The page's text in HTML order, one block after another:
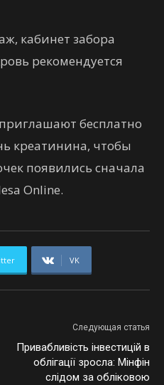
кабинет забора
рекомендуется
бесплатно
креатинина, чтобы
появились сначала
Online.
VK
Следующая статья
Привабливість інвестицій в
облігації зросла: Мінфін
слідом за обліковою